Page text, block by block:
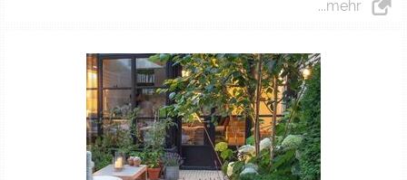
...mehr